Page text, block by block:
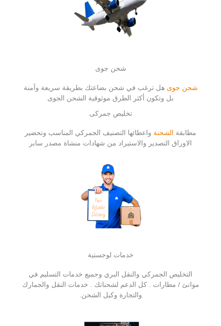
شحن جوى
شحن جوى هل ترغب في شحن بضاعتك بطريقة سريعة وآمنة
بل وتكون أكثر الطرق موثوقية الشحن الجوى
تخليص جمركى
مطابقة الشحنة واعطائها التصنيف الجمركي المناسب وتحضير
الاوراق التصدير والاستيراد من شهادات منشاة مصدر سابر
خدمات لوجستية
التخليص الجمركي والنقل البري وجميع خدمات التسليم في
موانئ / مطارات . كل الدعم لشحناتك . خدمات النقل والجمارك
والتجارة وكيل الشحن.